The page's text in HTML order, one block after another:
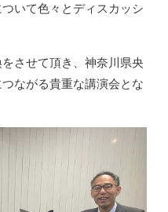
いて色々とディスカッシ
させて頂き、神奈川県央
ながる貴重な講演会とな